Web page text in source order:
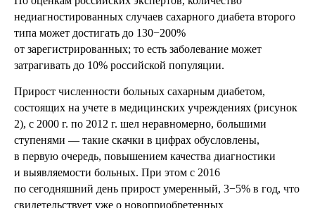
недиагностированных случаев сахарного диабета второго
типа может достигать до 130−200%
от зарегистрированных; то есть заболевание может
затрагивать до 10% российской популяции.
Прирост численности больных сахарным диабетом,
состоящих на учете в медицинских учреждениях (рисунок
2), с 2000 г. по 2012 г. шел неравномерно, большими
ступенями — такие скачки в цифрах обусловлены,
в первую очередь, повышением качества диагностики
и выявляемости больных. При этом с 2016
по сегодняшний день прирост умеренный, 3−5% в год, что
свидетельствует уже о новоприобретенных